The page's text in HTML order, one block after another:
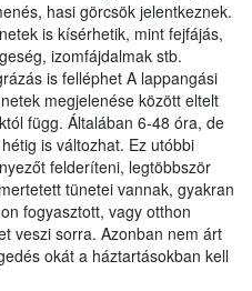
hasi görcsök jelentkeznek.
is kísérhetik, mint fejfájás,
izomfájdalmak stb.
is felléphet A lappangási
megjelenése között eltelt
függ. Általában 6-48 óra, de
is változhat. Ez utóbbi
felderíteni, legtöbbször
tünetei vannak, gyakran
fogyasztott, vagy otthon
veszi sorra. Azonban nem árt
okát a háztartásokban kell